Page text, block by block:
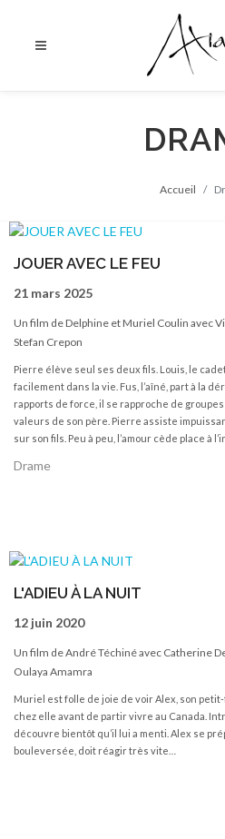
Accueil
JOUER AVEC LE FEU
21 mars 2025
Un film de Delphine et Muriel Coulin avec
Stefan Crepon
Pierre élève seul ses deux fils. Louis, le
facilement dans la vie. Fus, l’aîné, part à la
rapports de force, il se rapproche de groupes
valeurs de son père. Pierre assiste
sur son fils. Peu à peu, l’amour cède place à
Drame
L'ADIEU À LA NUIT
12 juin 2020
Un film de André Téchiné avec Catherine
Oulaya Amamra
Muriel est folle de joie de voir Alex, son
chez elle avant de partir vivre au Canada.
découvre bientôt qu’il lui a menti. Alex se
bouleversée, doit réagir très vite…